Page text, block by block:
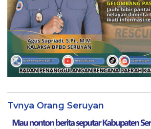
Tvnya Orang Seruyan